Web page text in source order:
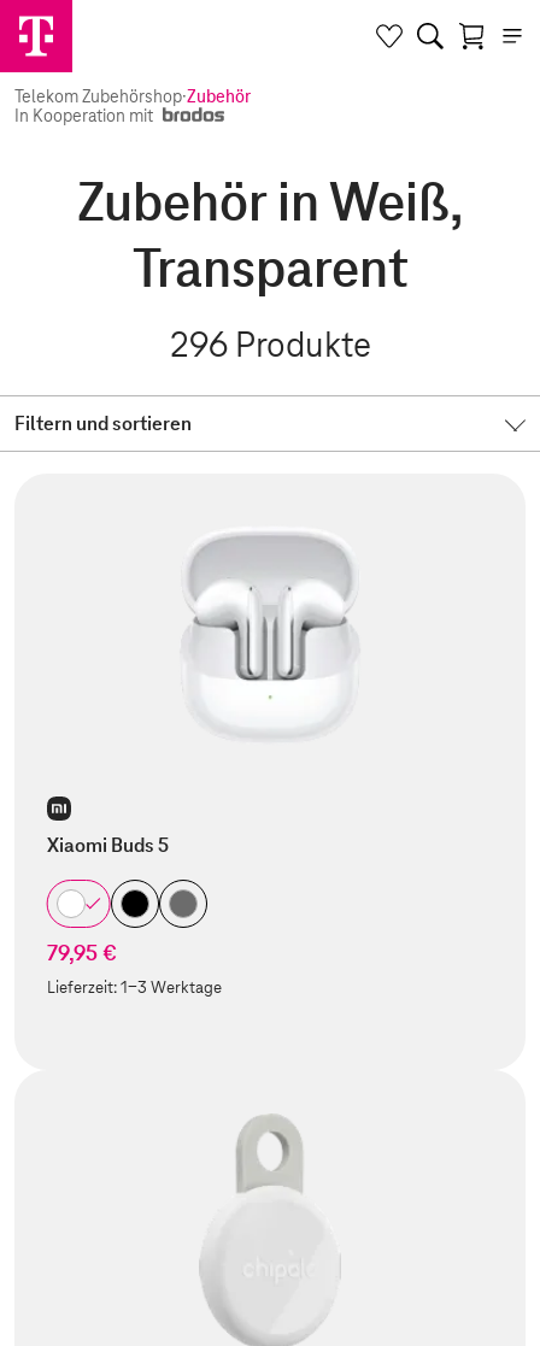
Telekom Zubehörshop·Zubehör
In Kooperation mit
Zubehör in Weiß,
Transparent
296 Produkte
Filtern und sortieren
Xiaomi Buds 5
79,95 €
Lieferzeit:1-3 Werktage